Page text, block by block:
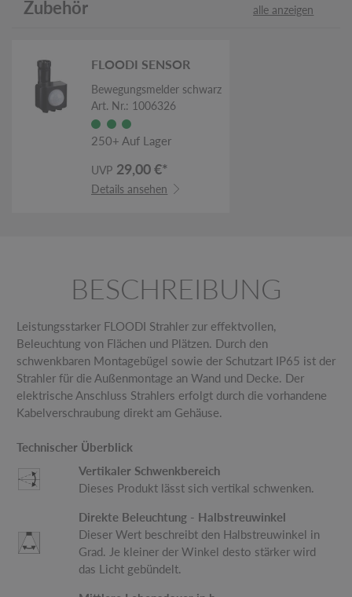
Zubehör alle anzeigen
FLOODI SENSOR
Bewegungsmelder schwarz
Art. Nr.: 1006326
250+ Auf Lager
UVP 29,00 €*
Details ansehen
BESCHREIBUNG
Leistungsstarker FLOODI Strahler zur effektvollen,
Beleuchtung von Flächen und Plätzen. Durch den
schwenkbaren Montagebügel sowie der Schutzart IP65 ist der
Strahler für die Außenmontage an Wand und Decke. Der
elektrische Anschluss Strahlers erfolgt durch die vorhandene
Kabelverschraubung direkt am Gehäuse.
Technischer Überblick
Vertikaler Schwenkbereich
Dieses Produkt lässt sich vertikal schwenken.
Direkte Beleuchtung - Halbstreuwinkel
Dieser Wert beschreibt den Halbstreuwinkel in
Grad. Je kleiner der Winkel desto stärker wird
das Licht gebündelt.